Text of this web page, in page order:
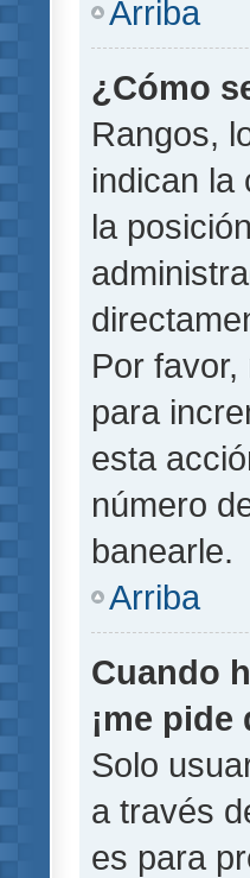
Arriba
¿Cómo
Rangos,
indican la
la
Por
para
esta
número
banearle.
Arriba
Cuando
¡me
Solo
a través
es para